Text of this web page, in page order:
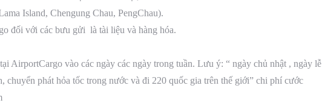
Island, Chengung Chau, PengChau).
đối với các bưu gửi là tài liệu và hàng hóa.
AirportCargo vào các ngày các ngày trong tuần. Lưu ý: “ ngày chủ nhật , ngày lễ
chuyển phát hỏa tốc trong nước và đi 220 quốc gia trên thế giới” chi phí cước